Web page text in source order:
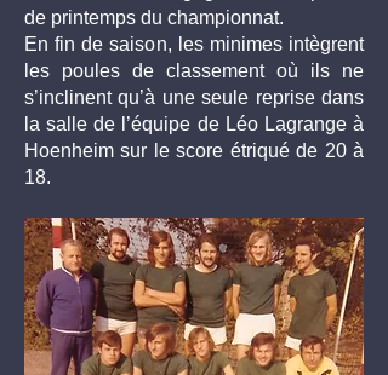
de printemps du championnat.
En fin de saison, les minimes intègrent
les poules de classement où ils ne
s’inclinent qu’à une seule reprise dans
la salle de l’équipe de Léo Lagrange à
Hoenheim sur le score étriqué de 20 à
18.